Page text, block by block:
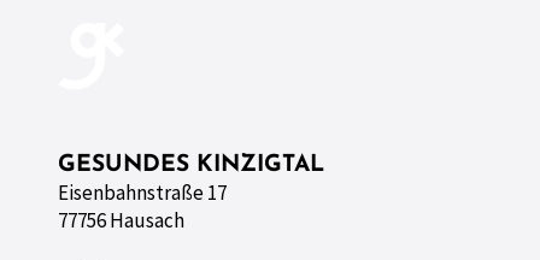
GESUNDES KINZIGTAL
Eisenbahnstraße 17
77756 Hausach